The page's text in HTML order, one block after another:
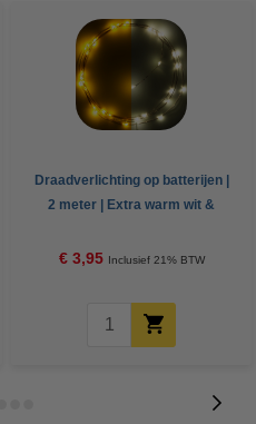
Draadverlichting op batterijen |
2 meter | Extra warm wit &
€ 3,95 Inclusief 21% BTW